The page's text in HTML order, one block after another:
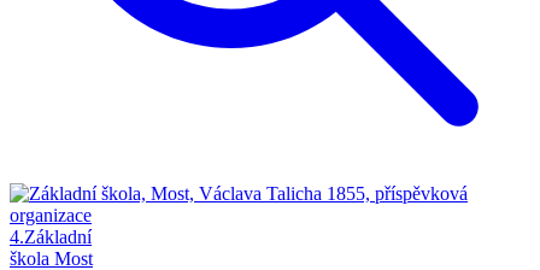
4.Základní
škola Most